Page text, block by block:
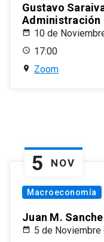
Gustavo
Administración
10 de
17:00
Zoom
5 NOV
Macroeconomía
Juan M.
5 de Noviembre